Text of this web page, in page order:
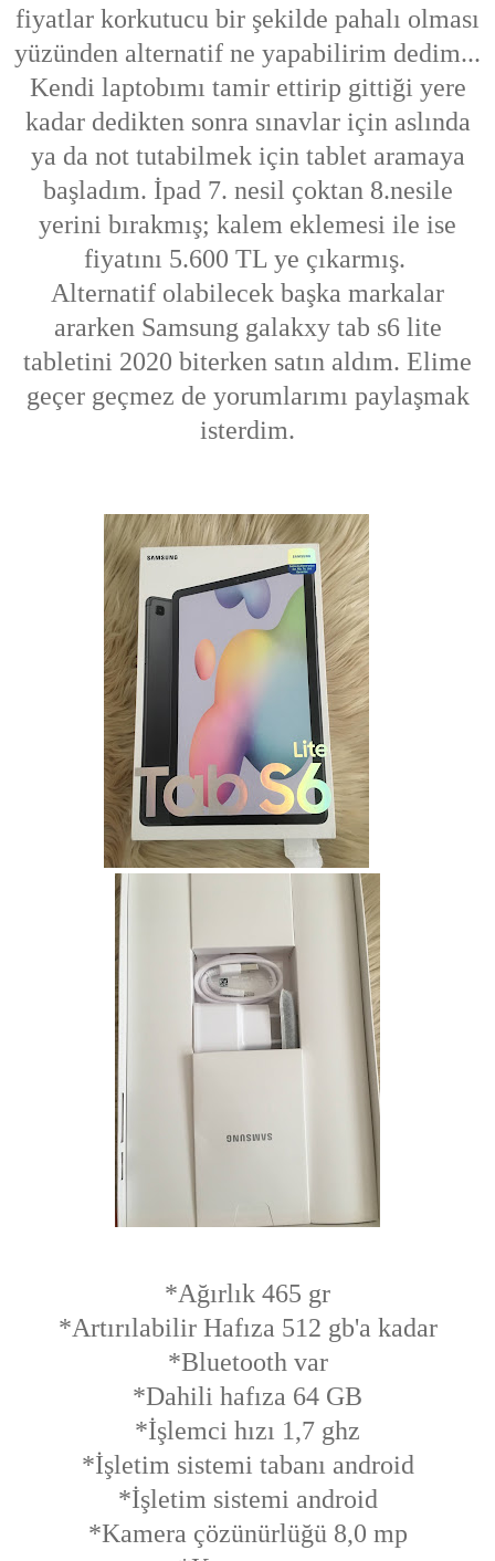
fiyatlar korkutucu bir şekilde pahalı olması
yüzünden alternatif ne yapabilirim dedim...
Kendi laptobımı tamir ettirip gittiği yere
kadar dedikten sonra sınavlar için aslında
ya da not tutabilmek için tablet aramaya
başladım. İpad 7. nesil çoktan 8.nesile
yerini bırakmış; kalem eklemesi ile ise
fiyatını 5.600 TL ye çıkarmış.
Alternatif olabilecek başka markalar
ararken Samsung galakxy tab s6 lite
tabletini 2020 biterken satın aldım. Elime
geçer geçmez de yorumlarımı paylaşmak
isterdim.
*Ağırlık 465 gr
*Artırılabilir Hafıza 512 gb'a kadar
*Bluetooth var
*Dahili hafıza 64 GB
*İşlemci hızı 1,7 ghz
*İşletim sistemi tabanı android
*İşletim sistemi android
*Kamera çözünürlüğü 8,0 mp